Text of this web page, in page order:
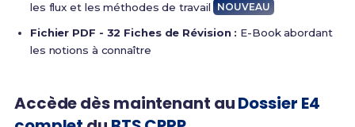
les flux et les méthodes de travail
NOUVEAU
Fichier PDF - 32 Fiches de Révision : E-Book abordant
les notions à connaître
Accède dès maintenant auDossier E4